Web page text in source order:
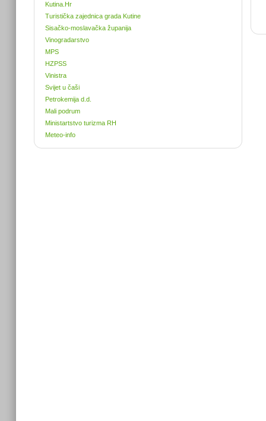
Kutina.Hr
Turistička zajednica grada Kutine
Sisačko-moslavačka županija
Vinogradarstvo
MPS
HZPSS
Vinistra
Svijet u čaši
Petrokemija d.d.
Mali podrum
Ministartstvo turizma RH
Meteo-info